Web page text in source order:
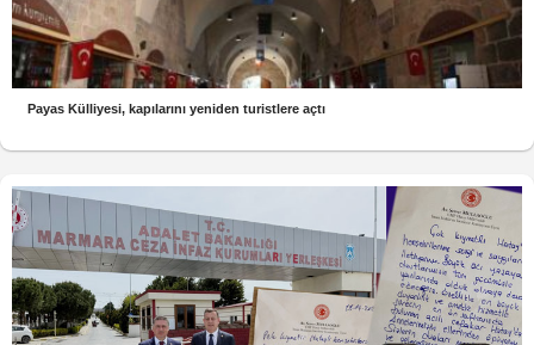
Payas Külliyesi, kapılarını yeniden turistlere açtı